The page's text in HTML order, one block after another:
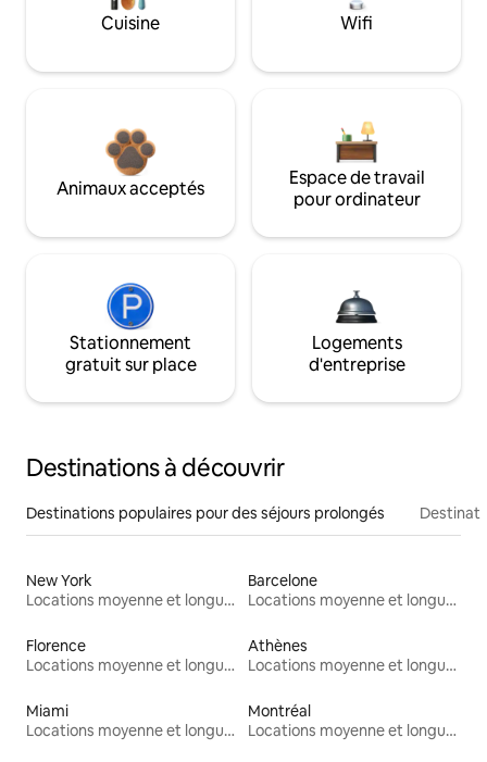
Cuisine Wifi
Animaux acceptés
Espace de travail
pour ordinateur
Stationnement
gratuit sur place
Logements
d'entreprise
Destinations à découvrir
Destinations populaires pour des séjours prolongés
New York
Locations moyenne et longue durée
Barcelone
Locations moyenne et longue durée
Florence
Locations moyenne et longue durée
Athènes
Locations moyenne et longue durée
Miami
Locations moyenne et longue durée
Montréal
Locations moyenne et longue durée